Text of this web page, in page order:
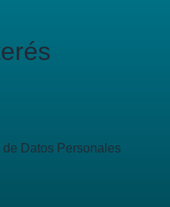
Datos Personales